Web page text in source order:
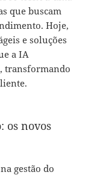
que buscam
Hoje,
e soluções
a IA
transformando
os novos
gestão do